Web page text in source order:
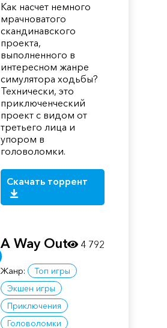
Как насчет немного
мрачноватого
скандинавского
проекта,
выполненного в
интересном жанре
симулятора ходьбы?
Технически, это
приключенческий
проект с видом от
третьего лица и
упором в
головоломки.
Скачать торрент
A Way Out
Жанр:
Топ игры
Экшен игры
Приключения
Головоломки
4 792